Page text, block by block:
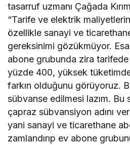
tasarruf uzmanı Çağada
“Tarife ve elektrik
özellikle sanayi ve
gereksinimi gözükmüyor.
abone grubunda zira
yüzde 400, yüksek
farkın olduğunu görüyoruz.
sübvanse edilmesi lazım. Bu
çapraz sübvansiyon adını
yani sanayi ve ticarethane
zamlandırıp ev abone